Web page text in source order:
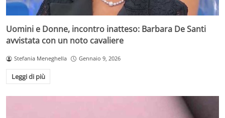
Uomini e Donne, incontro inatteso: Barbara De Santi
avvistata con un noto cavaliere
Stefania Meneghella Gennaio 9, 2026
Leggi di più